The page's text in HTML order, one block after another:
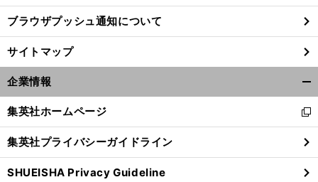
ブラウザプッシュ通知について
サイトマップ
企業情報
閉
る
集英社ホームページ
新
し
い
ウ
ィ
集英社プライバシーガイドライン
SHUEISHA Privacy Guideline